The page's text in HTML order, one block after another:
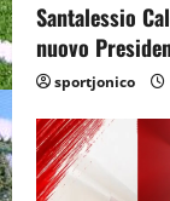
Santalessio
nuovo
sportjonico